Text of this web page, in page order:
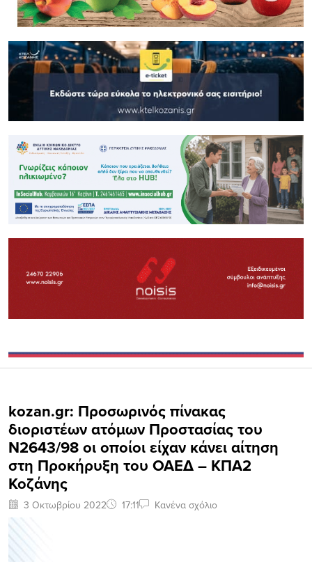
kozan.gr: Προσωρινός πίνακας
διοριστέων ατόμων Προστασίας του
Ν2643/98 οι οποίοι είχαν κάνει αίτηση
στη Προκήρυξη του ΟΑΕΔ – ΚΠΑ2
Κοζάνης
3 Οκτωβρίου 2022 17:11 Κανένα σχόλιο